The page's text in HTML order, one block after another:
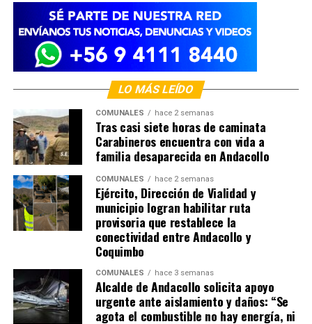
LO MÁS LEÍDO
COMUNALES hace 2 semanas
Tras casi siete horas de caminata
Carabineros encuentra con vida a
familia desaparecida en Andacollo
COMUNALES hace 2 semanas
Ejército, Dirección de Vialidad y
municipio logran habilitar ruta
provisoria que restablece la
conectividad entre Andacollo y
Coquimbo
COMUNALES hace 3 semanas
Alcalde de Andacollo solicita apoyo
urgente ante aislamiento y daños: “Se
agota el combustible no hay energía, ni